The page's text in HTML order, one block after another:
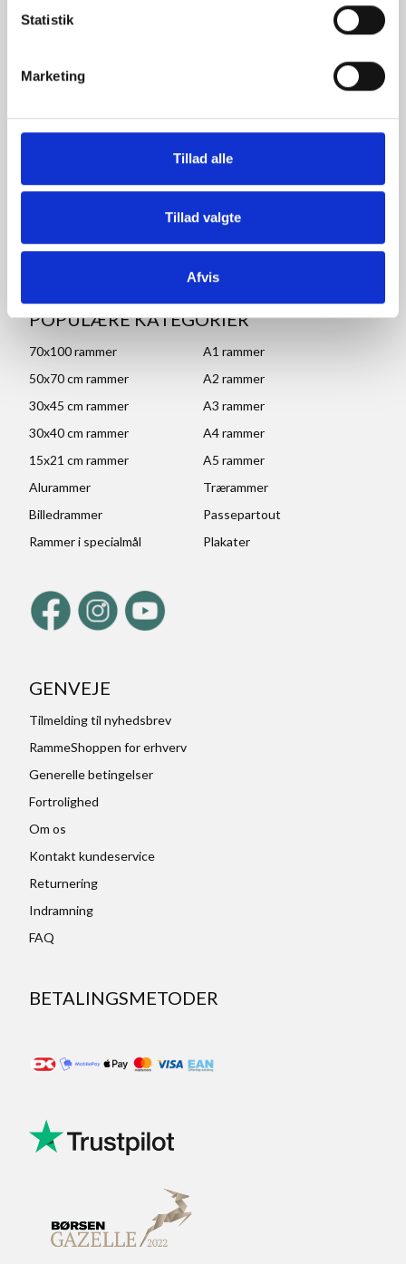
Statistik
Marketing
Tillad alle
Tillad valgte
Afvis
Tlf: +45 77 34 11 00
CVR: DK 27 63 11 42
Åbningstider for kontor
POPULÆRE KATEGORIER
70x100 rammer
A1 rammer
50x70 cm rammer
A2 rammer
30x45 cm rammer
A3 rammer
30x40 cm rammer
A4 rammer
15x21 cm rammer
A5 rammer
Alurammer
Trærammer
Billedrammer
Passepartout
Rammer i specialmål
Plakater
GENVEJE
Tilmelding til nyhedsbrev
RammeShoppen for erhverv
Generelle betingelser
Fortrolighed
Om os
Kontakt kundeservice
Returnering
Indramning
FAQ
BETALINGSMETODER